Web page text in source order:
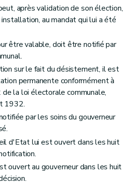
la nomination
(Des interdictions– Loi du 24 mai 1991, art. 2, 17°)
personnel de l'état civil
Des pensions
après validation de son élection,
au mandat qui lui a été
être valable, doit être notifié par
sur le fait du désistement, il est
permanente conformément à
la loi électorale communale,
1932.
par les soins du gouverneur
d'Etat lui est ouvert dans les huit
ouvert au gouverneur dans les huit